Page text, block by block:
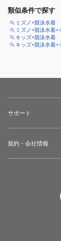
類似条件で探す
ミズノ×競泳水着
ミズノ×競泳水着×
キッズ×競泳水着
キッズ×競泳水着×
サポート
規約・会社情報